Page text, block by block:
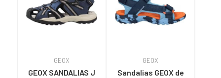
GEOX
GEOX SANDALIAS J
GEOX
Sandalias GEOX de